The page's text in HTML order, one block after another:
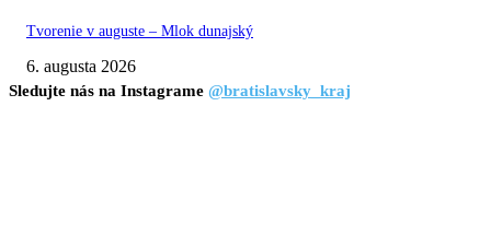
Tvorenie v auguste – Mlok dunajský
6. augusta 2026
Sledujte nás na Instagrame @bratislavsky_kraj